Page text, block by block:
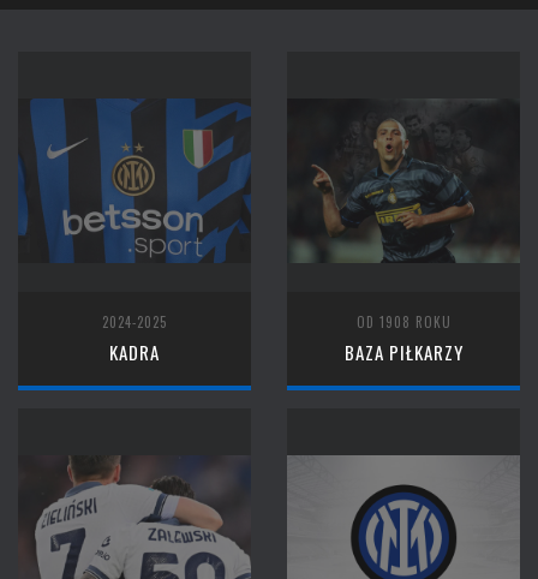
2024-2025
KADRA
OD 1908 ROKU
BAZA PIŁKARZY